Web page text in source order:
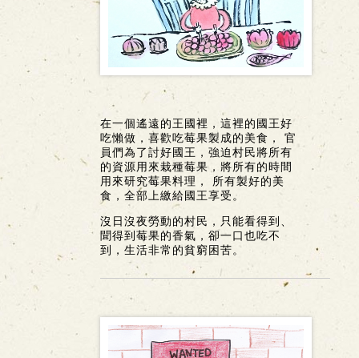
在一個遙遠的王國裡，這裡的國王好
吃懶做，喜歡吃莓果製成的美食， 官
員們為了討好國王，強迫村民將所有
的資源用來栽種莓果，將所有的時間
用來研究莓果料理， 所有製好的美
食，全部上繳給國王享受。
沒日沒夜勞動的村民，只能看得到、
聞得到莓果的香氣，卻一口也吃不
到，生活非常的貧窮困苦。